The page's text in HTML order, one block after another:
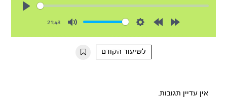
21:48
לשיעור הקודם
אין עדיין תגובות.